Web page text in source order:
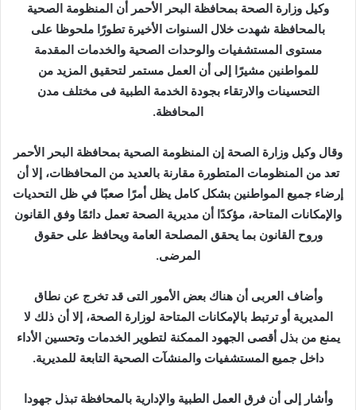
ي
ا
وكيل وزارة الصحة بمحافظة البحر الأحمر أن المنظومة الصحية
بالمحافظة شهدت خلال السنوات الأخيرة تطورًا ملحوظا على
مستوى المستشفيات والوحدات الصحية والخدمات المقدمة
للمواطنين مشيرًا إلى أن العمل مستمر لتحقيق المزيد من
التحسينات والارتقاء بجودة الخدمة الطبية فى مختلف مدن
المحافظة.
وقال وكيل وزارة الصحة إن المنظومة الصحية بمحافظة البحر الأحمر
تعد من المنظومات المتطورة مقارنة بالعديد من المحافظات، إلا أن
إرضاء جميع المواطنين بشكل كامل يظل أمرًا صعبًا في ظل التحديات
والإمكانات المتاحة، مؤكدًا أن مديرية الصحة تعمل دائمًا وفق القانون
وروح القانون بما يحقق المصلحة العامة ويحافظ على حقوق
المرضى.
وأضاف العربى أن هناك بعض الأمور التى قد تخرج عن نطاق
المديرية أو ترتبط بالإمكانات المتاحة لوزارة الصحة، إلا أن ذلك لا
يمنع من بذل أقصى الجهود الممكنة لتطوير الخدمات وتحسين الأداء
داخل جميع المستشفيات والمنشآت الصحية التابعة للمديرية.
وأشار إلى أن فرق العمل الطبية والإدارية بالمحافظة تبذل جهودا